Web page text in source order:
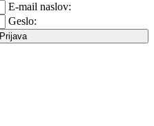
E-mail naslov:
Geslo:
Prijava